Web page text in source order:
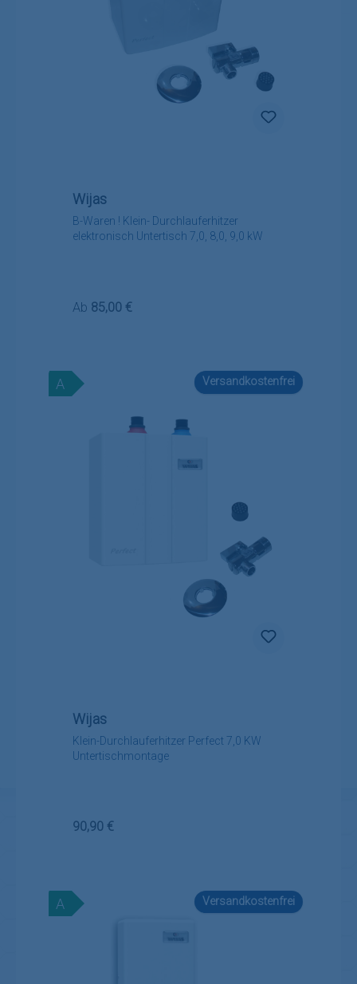
B-Waren ! Klein- Durchlauferhitzer
elektronisch Untertisch 7,0, 8,0, 9,0 kW
Wijas
Regulärer Preis:
Ab 85,00 €
Versandkostenfrei
A
Klein-Durchlauferhitzer Perfect 7,0 KW
Untertischmontage
Wijas
Regulärer Preis:
90,90 €
Versandkostenfrei
A